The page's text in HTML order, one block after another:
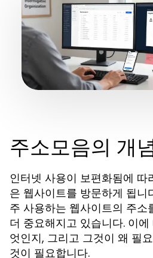
주소모음의 개
인터넷 사용이 보편화됨에
은 웹사이트를 방문하게 됩니
주 사용하는 웹사이트의 주소
더 중요해지고 있습니다. 이에
엇인지, 그리고 그것이 왜 필
것이 필요합니다.